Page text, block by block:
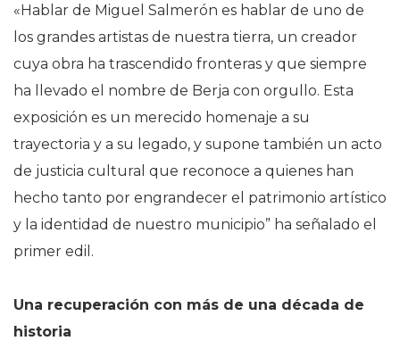
«Hablar de Miguel Salmerón es hablar de uno de
los grandes artistas de nuestra tierra, un creador
cuya obra ha trascendido fronteras y que siempre
ha llevado el nombre de Berja con orgullo. Esta
exposición es un merecido homenaje a su
trayectoria y a su legado, y supone también un acto
de justicia cultural que reconoce a quienes han
hecho tanto por engrandecer el patrimonio artístico
y la identidad de nuestro municipio” ha señalado el
primer edil.
Una recuperación con más de una década de
historia